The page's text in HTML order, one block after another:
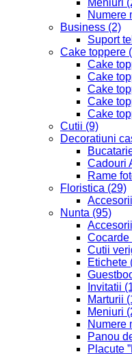
Meniuri
Numere
Business (2)
Suport
Cake toppere
Cake
Cake
Cake
Cake
Cake
Cutii (9)
Decoratiuni
Cadouri
Rame
Floristica (29)
Nunta (95)
Cocarde
Cutii
Etichete
Invitatii
Marturii
Meniuri
Numere
Panou
Placute